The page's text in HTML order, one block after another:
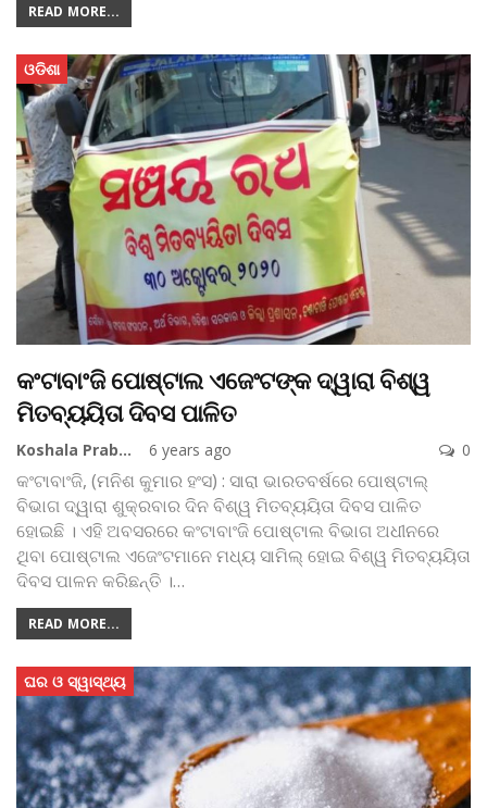
READ MORE...
ଓଡିଶା
କଂଟାବାଂଜି ପୋଷ୍ଟାଲ ଏଜେଂଟଙ୍କ ଦ୍ୱାରା ବିଶ୍ୱ
ମିତବ୍ୟୟିତା ଦିବସ ପାଳିତ
Koshala Prabaha 6 years ago 0
କଂଟାବାଂଜି, (ମନିଶ କୁମାର ହଂସ) : ସାରା ଭାରତବର୍ଷରେ ପୋଷ୍ଟାଲ୍‌
ବିଭାଗ ଦ୍ୱାରା ଶୁକ୍ରବାର ଦିନ ବିଶ୍ୱ ମିତବ୍ୟୟିତା ଦିବସ ପାଳିତ
ହୋଇଛି । ଏହି ଅବସରରେ କଂଟାବାଂଜି ପୋଷ୍ଟାଲ ବିଭାଗ ଅଧୀନରେ
ଥିବା ପୋଷ୍ଟାଲ ଏଜେଂଟମାନେ ମଧ୍ୟ ସାମିଲ୍‌ ହୋଇ ବିଶ୍ୱ ମିତବ୍ୟୟିତା
ଦିବସ ପାଳନ କରିଛନ୍ତି ।…
READ MORE...
ଘର ଓ ସ୍ୱାସ୍ଥ୍ୟ